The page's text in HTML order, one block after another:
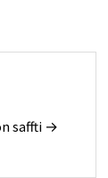
saffti →